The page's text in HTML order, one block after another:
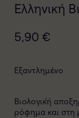
Ελληνική
5,90 €
Εξαντλημένο
Βιολογικ́ή
ρόφημα και στη